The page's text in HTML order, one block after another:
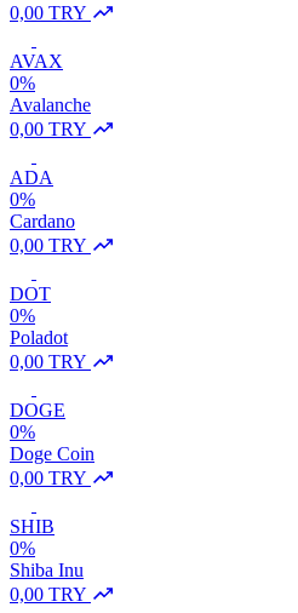
0,00 TRY
AVAX
0%
Avalanche
0,00 TRY
ADA
0%
Cardano
0,00 TRY
DOT
0%
Poladot
0,00 TRY
DOGE
0%
Doge Coin
0,00 TRY
SHIB
0%
Shiba Inu
0,00 TRY